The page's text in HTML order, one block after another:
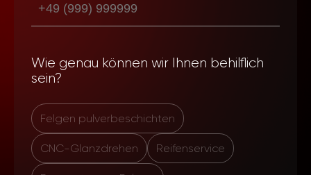
Wie genau können wir Ihnen behilflich
sein?
Felgen pulverbeschichten
CNC-Glanzdrehen Reifenservice